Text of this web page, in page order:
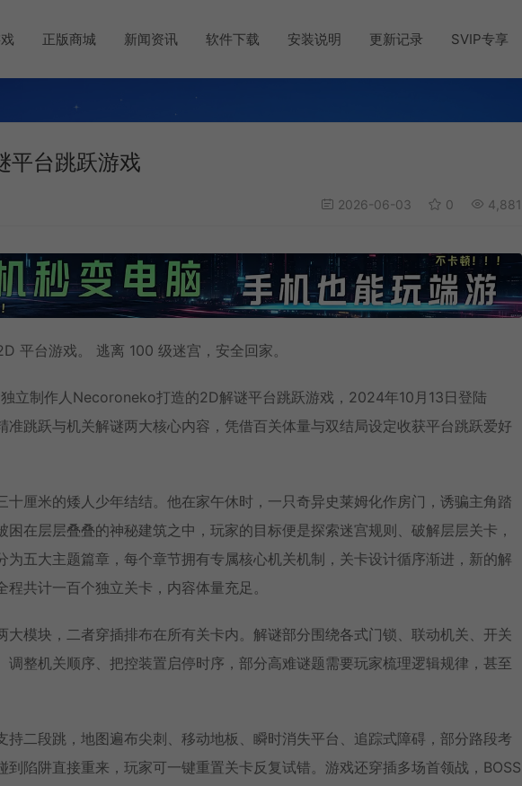
正版商城 新闻资讯 软件下载 安装说明 更新记录 SVIP专享
平台跳跃游戏
2026-06-03 0 4,881
平台游戏。 逃离 100 级迷宫，安全回家。
立制作人Necoroneko打造的2D解谜平台跳跃游戏，2024年10月13日登陆
跳跃与机关解谜两大核心内容，凭借百关体量与双结局设定收获平台跳跃爱好
厘米的矮人少年结结。他在家午休时，一只奇异史莱姆化作房门，诱骗主角踏
在层层叠叠的神秘建筑之中，玩家的目标便是探索迷宫规则、破解层层关卡，
为五大主题篇章，每个章节拥有专属核心机关机制，关卡设计循序渐进，新的解
共计一百个独立关卡，内容体量充足。
模块，二者穿插排布在所有关卡内。解谜部分围绕各式门锁、联动机关、开关
整机关顺序、把控装置启停时序，部分高难谜题需要玩家梳理逻辑规律，甚至
持二段跳，地图遍布尖刺、移动地板、瞬时消失平台、追踪式障碍，部分路段考
陷阱直接重来，玩家可一键重置关卡反复试错。游戏还穿插多场首领战，BOSS